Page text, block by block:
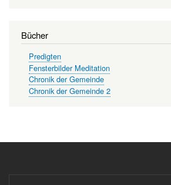
Bücher
Predigten
Fensterbilder Meditation
Chronik der Gemeinde
Chronik der Gemeinde 2